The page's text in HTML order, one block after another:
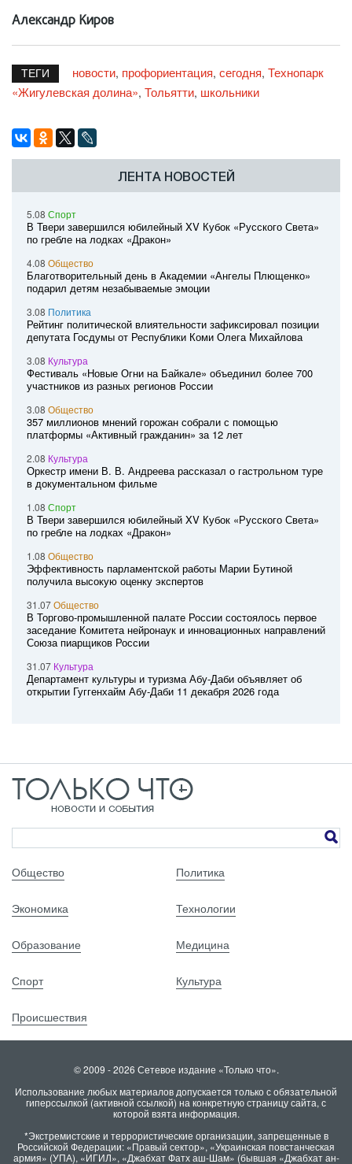
Александр Киров
ТЕГИ новости, профориентация, сегодня, Технопарк
«Жигулевская долина», Тольятти, школьники
ЛЕНТА НОВОСТЕЙ
5.08 Спорт
В Твери завершился юбилейный XV Кубок «Русского Света»
по гребле на лодках «Дракон»
4.08 Общество
Благотворительный день в Академии «Ангелы Плющенко»
подарил детям незабываемые эмоции
3.08 Политика
Рейтинг политической влиятельности зафиксировал позиции
депутата Госдумы от Республики Коми Олега Михайлова
3.08 Культура
Фестиваль «Новые Огни на Байкале» объединил более 700
участников из разных регионов России
3.08 Общество
357 миллионов мнений горожан собрали с помощью
платформы «Активный гражданин» за 12 лет
2.08 Культура
Оркестр имени В. В. Андреева рассказал о гастрольном туре
в документальном фильме
1.08 Спорт
В Твери завершился юбилейный XV Кубок «Русского Света»
по гребле на лодках «Дракон»
1.08 Общество
Эффективность парламентской работы Марии Бутиной
получила высокую оценку экспертов
31.07Общество
В Торгово-промышленной палате России состоялось первое
заседание Комитета нейронаук и инновационных направлений
Союза пиарщиков России
31.07 Культура
Департамент культуры и туризма Абу-Даби объявляет об
открытии Гуггенхайм Абу-Даби 11 декабря 2026 года
Общество Политика
Экономика Технологии
Образование Медицина
Спорт Культура
Происшествия
© 2009 - 2026 Сетевое издание «Только что».
Использование любых материалов допускается только с обязательной
гиперссылкой (активной ссылкой) на конкретную страницу сайта, с
которой взята информация.
*Экстремистские и террористические организации, запрещенные в
Российской Федерации: «Правый сектор», «Украинская повстанческая
армия» (УПА), «ИГИЛ», «Джабхат Фатх аш-Шам» (бывшая «Джабхат ан-